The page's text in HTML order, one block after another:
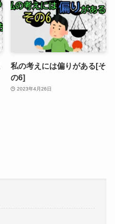
私の考えには偏りがある[そ
の6]
2023年4月26日